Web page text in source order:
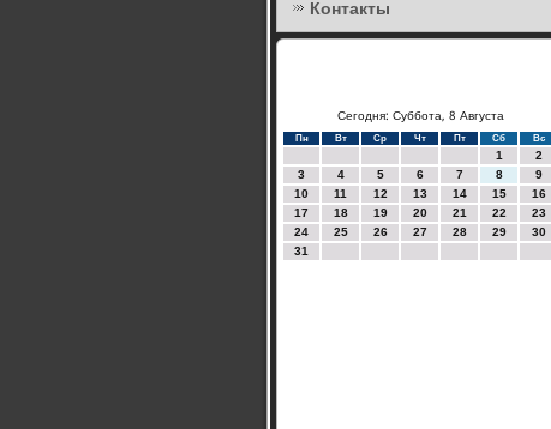
Контакты
Сегодня: Суббота, 8 Августа
Пн Вт Ср Чт Пт Сб Вс
1
2
3
4 5 6 7 8
9
10
11 12 13 14 15
16
17
18 19 20 21 22
23
24
25 26 27 28 29
30
31